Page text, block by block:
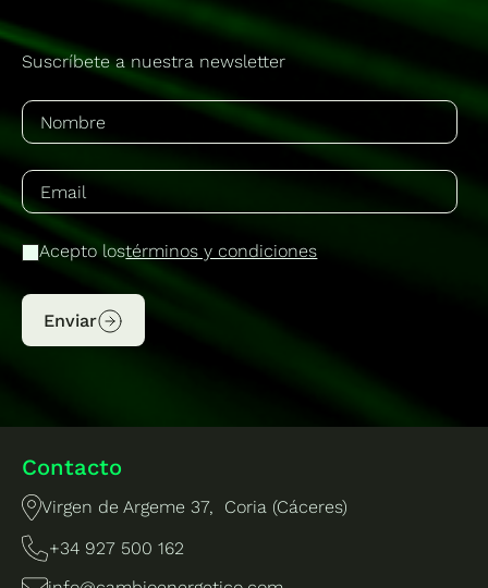
Suscríbete a nuestra newsletter
Acepto lostérminos y condiciones
Enviar
Contacto
Virgen de Argeme 37, Coria (Cáceres)
+34 927 500 162